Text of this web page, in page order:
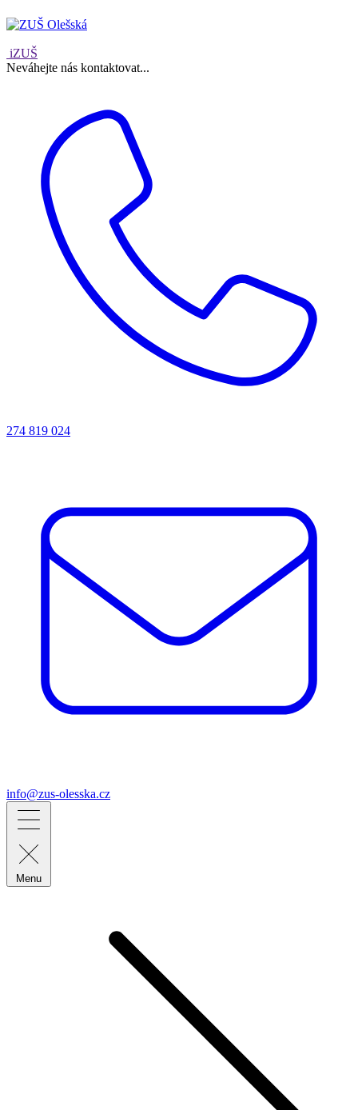
iZUŠ
Neváhejte nás kontaktovat...
274 819 024
info@zus-olesska.cz
Menu